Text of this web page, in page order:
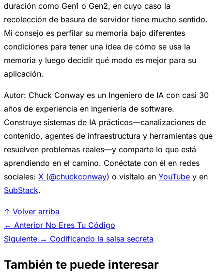
duración como Gen1 o Gen2, en cuyo caso la
recolección de basura de servidor tiene mucho sentido.
Mi consejo es perfilar su memoria bajo diferentes
condiciones para tener una idea de cómo se usa la
memoria y luego decidir qué modo es mejor para su
aplicación.
Autor: Chuck Conway es un Ingeniero de IA con casi 30
años de experiencia en ingeniería de software.
Construye sistemas de IA prácticos—canalizaciones de
contenido, agentes de infraestructura y herramientas que
resuelven problemas reales—y comparte lo que está
aprendiendo en el camino. Conéctate con él en redes
sociales: X (@chuckconway) o visítalo en YouTube y en
SubStack.
↑ Volver arriba
← Anterior No Eres Tu Código
Siguiente → Codificando la salsa secreta
También te puede interesar